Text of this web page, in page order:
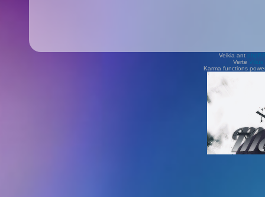
Veikia ant
Vertė Vilius
Karma functions